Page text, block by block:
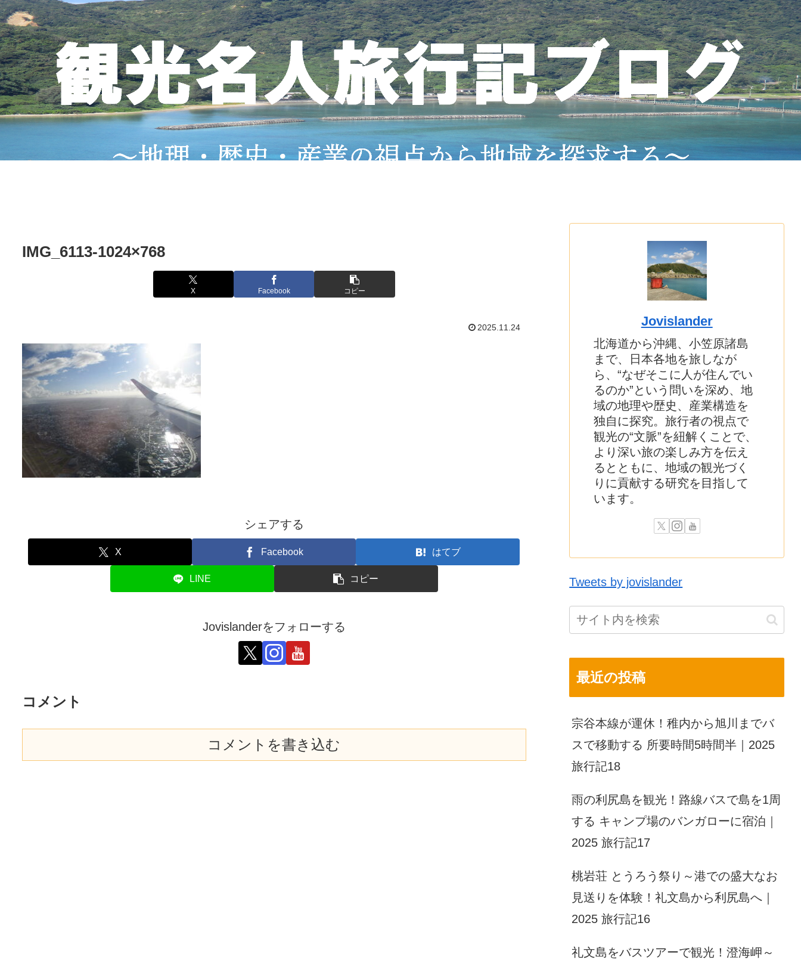
IMG_6113-1024×768
X Facebook コピー
2025.11.24
シェアする
X Facebook はてブ
LINE コピー
Jovislanderをフォローする
コメント
コメントを書き込む
Jovislander
北海道から沖縄、小笠原諸島
まで、日本各地を旅しなが
ら、“なぜそこに人が住んでい
るのか”という問いを深め、地
域の地理や歴史、産業構造を
独自に探究。旅行者の視点で
観光の“文脈”を紐解くことで、
より深い旅の楽しみ方を伝え
るとともに、地域の観光づく
りに貢献する研究を目指して
います。
Tweets by jovislander
最近の投稿
宗谷本線が運休！稚内から旭川までバ
スで移動する 所要時間5時間半｜2025
旅行記18
雨の利尻島を観光！路線バスで島を1周
する キャンプ場のバンガローに宿泊｜
2025 旅行記17
桃岩荘 とうろう祭り～港での盛大なお
見送りを体験！礼文島から利尻島へ｜
2025 旅行記16
礼文島をバスツアーで観光！澄海岬～